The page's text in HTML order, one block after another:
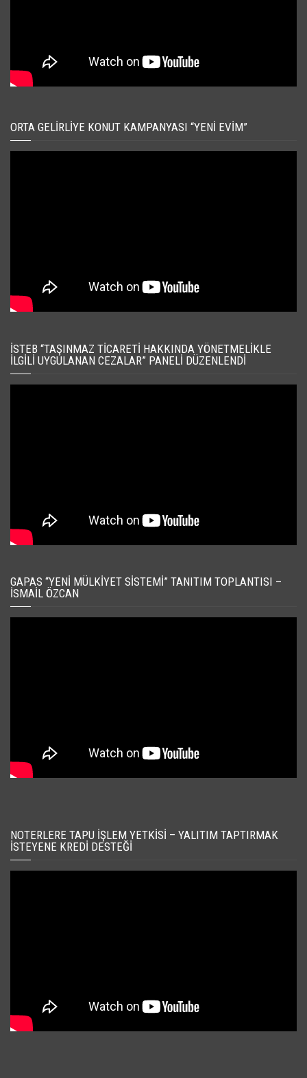
ORTA GELIRLIYE KONUT KAMPANYASI “YENI EVIM”
İSTEB “TAŞINMAZ TICARETI HAKKINDA YÖNETMELIKLE
İLGILI UYGULANAN CEZALAR” PANELI DÜZENLENDI
GAPAS “YENI MÜLKIYET SISTEMI” TANITIM TOPLANTISI –
İSMAIL ÖZCAN
NOTERLERE TAPU İŞLEM YETKISI – YALITIM TAPTIRMAK
İSTEYENE KREDI DESTEĞI